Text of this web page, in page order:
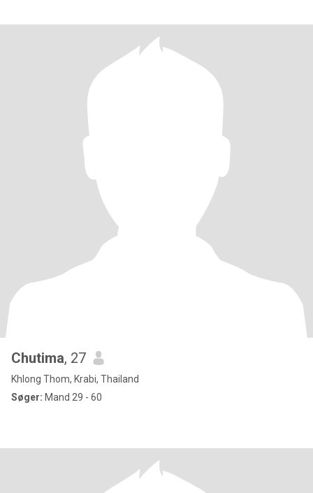
Chutima, 27
Khlong Thom, Krabi, Thailand
Søger: Mand 29 - 60